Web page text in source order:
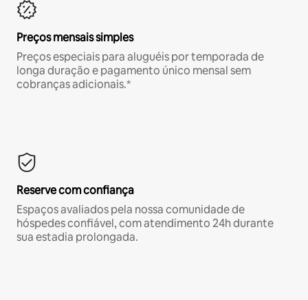
Preços mensais simples
Preços especiais para aluguéis por temporada de
longa duração e pagamento único mensal sem
cobranças adicionais.*
Reserve com confiança
Espaços avaliados pela nossa comunidade de
hóspedes confiável, com atendimento 24h durante
sua estadia prolongada.